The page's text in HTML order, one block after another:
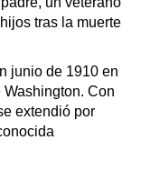
tras la muerte
junio de 1910 en
Con
extendió por